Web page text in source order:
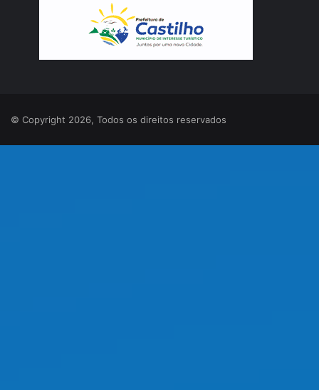
© Copyright 2026, Todos os direitos reservados